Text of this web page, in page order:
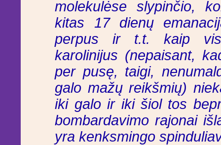
molekulėse slypinčio,
kitas 17 dienų
perpus ir t.t. kaip
karolinijus (nepaisant,
per pusę, taigi,
galo mažų reikšmių)
iki galo ir iki šiol tos
bombardavimo rajonai
yra kenksmingo